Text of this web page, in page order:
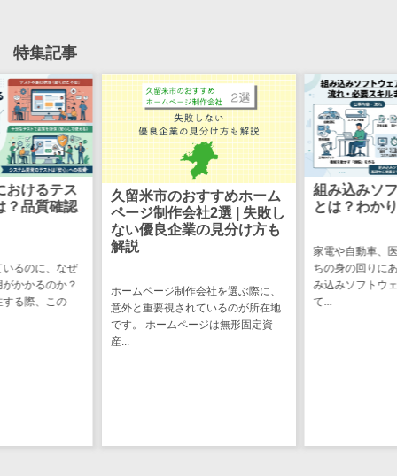
不動産管理サ
ービス
不動産業務支
援サービス
不動産ホーム
ページ制作
不動産オーナ
プリ
用地管理シス
特集記事
おけるテス
？品質確認
るのに、なぜ
かかるのか？
る際、この
久留米市のおすすめホーム
ページ制作会社2選 | 失敗し
ない優良企業の見分け方も
解説
ホームページ制作会社を選ぶ際に、
意外と重要視されているのが所在地
です。 ホームページは無形固定資
産...
組み込みソ
とは？わか
家電や自動車、
ちの身の回りに
み込みソフトウ
て...